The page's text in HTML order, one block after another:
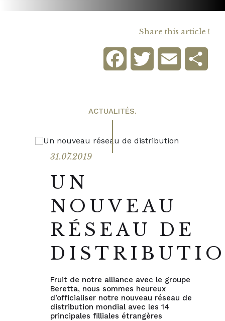
Share this article !
FacebookTwitter Email
ACTUALITÉS.
31.07.2019
UN
NOUVEAU
RÉSEAU DE
Fruit de notre alliance avec le groupe
Beretta, nous sommes heureux
d’officialiser notre nouveau réseau de
distribution mondial avec les 14
principales filliales étrangères